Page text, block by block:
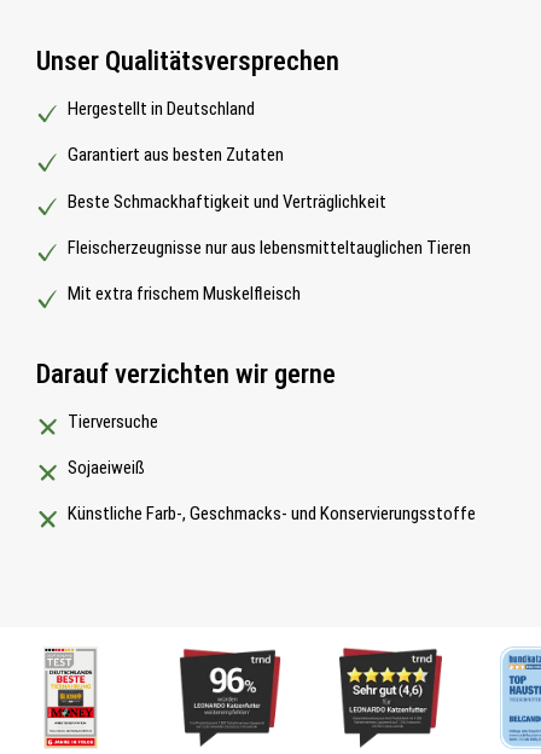
Unser Qualitätsversprechen
Hergestellt in Deutschland
Garantiert aus besten Zutaten
Beste Schmackhaftigkeit und Verträglichkeit
Fleischerzeugnisse nur aus lebensmitteltauglichen Tieren
Mit extra frischem Muskelfleisch
Darauf verzichten wir gerne
Tierversuche
Sojaeiweiß
Künstliche Farb-, Geschmacks- und Konservierungsstoffe